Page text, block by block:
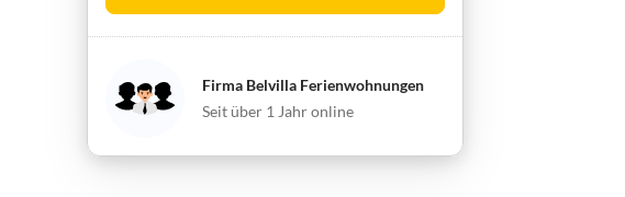
Firma Belvilla Ferienwohnungen
Seit über 1 Jahr online